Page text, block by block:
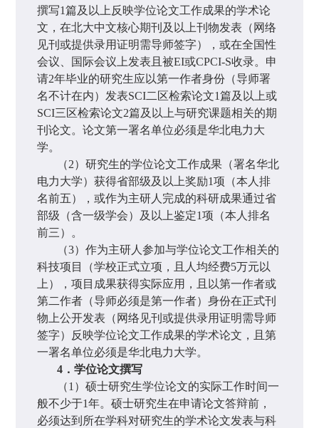
撰写1篇及以上反映学位论文工作成果的学术论
文，在北大中文核心期刊 及以上刊物发表（网络
见刊或提供录用证明需导师签字），或在全国性
会议、国际会议上发表且被EI或CPCI-S收录。申
请2年毕业的研究生应以第一作者身份（导师署
名不计在内）发表SCI二区检索论文1篇及以上或
SCI三区检索论文2篇及以上与研究课题相关的期
刊论文。论文第一署名单位必须是华北电力大
学。
（2）研究生的学位论文工作成果（署名华北
电力大学）获得省部级及以上奖励1项（本人排
名前五），或作为主研人完成的科研成果通过省
部级（含一级学会）及以上鉴定1项（本人排名
前三）。
（3）作为主研人参加与学位论文工作相关的
科技项目（学校正式立项，且人均经费5万元以
上），项目成果获得实际应用，且以第一作者或
第二作者（导师必须是第一作者）身份在正式刊
物上公开发表（网络见刊或提供录用证明需导师
签字）反映学位论文工作成果的学术论文，且第
一署名单位必须是华北电力大学。
4 ．学位论文撰写
（1）硕士研究生学位论文的实际工作时间一
般不少于1年。硕士研究生在申请论文答辩前，
必须达到所在学科对研究生的学术论文发表与科